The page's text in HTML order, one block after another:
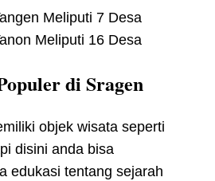
Meliputi 7 Desa
Meliputi 16 Desa
di Sragen
objek wisata seperti
disini anda bisa
edukasi tentang sejarah